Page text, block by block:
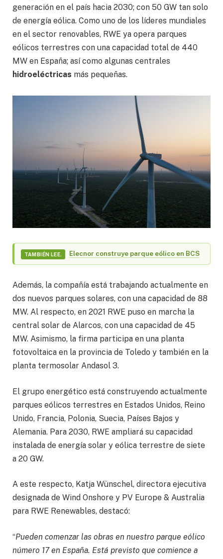
generación en el país hacia 2030; con 50 GW tan solo
de energía eólica. Como uno de los líderes mundiales
en el sector renovables, RWE ya opera parques
eólicos terrestres con una capacidad total de 440
MW en España; así como algunas centrales
hidroeléctricas más pequeñas.
TAMBIÉN LEE. Elecnor construye parque eólico en BCS
Además, la compañía está trabajando actualmente en
dos nuevos parques solares, con una capacidad de 88
MW. Al respecto, en 2021 RWE puso en marcha la
central solar de Alarcos, con una capacidad de 45
MW. Asimismo, la firma participa en una planta
fotovoltaica en la provincia de Toledo y también en la
planta termosolar Andasol 3.
El grupo energético está construyendo actualmente
parques eólicos terrestres en Estados Unidos, Reino
Unido, Francia, Polonia, Suecia, Países Bajos y
Alemania. Para 2030, RWE ampliará su capacidad
instalada de energía solar y eólica terrestre de siete
a 20 GW.
A este respecto, Katja Wünschel, directora ejecutiva
designada de Wind Onshore y PV Europe & Australia
para RWE Renewables, destacó:
“Pueden comenzar las obras en nuestro parque eólico
número 17 en España. Está previsto que comience a